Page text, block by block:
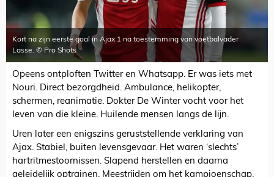
Kort na zijn eerste goal in Ajax 1 na toestemming van voetbalvader
Lasse. © Pro Shots
Opeens ontploften Twitter en Whatsapp. Er was iets met
Nouri. Direct bezorgdheid. Ambulance, helikopter,
schermen, reanimatie. Dokter De Winter vocht voor het
leven van die kleine. Huilende mensen langs de lijn.
Uren later een enigszins geruststellende verklaring van
Ajax. Stabiel, buiten levensgevaar. Het waren ‘slechts’
hartritmestoornissen. Slapend herstellen en daarna
geleidelijk optrainen. Meestrijden om het kampioenschap,